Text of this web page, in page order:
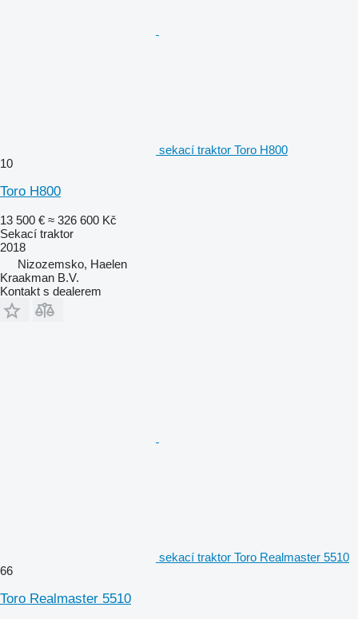
sekací traktor Toro H800
10
Toro H800
13 500 € ≈ 326 600 Kč
Sekací traktor
2018
Nizozemsko, Haelen
Kraakman B.V.
Kontakt s dealerem
sekací traktor Toro Realmaster 5510
66
Toro Realmaster 5510